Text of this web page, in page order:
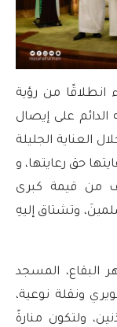
انطلاقًا من رؤية
على إيصال
العناية الجليلة
حق رعايتها، و
من قيمة كبرى
وتشتاق إليهِ
البقاع، المسجد
ونقلة نوعية،
ولتكون منارةً